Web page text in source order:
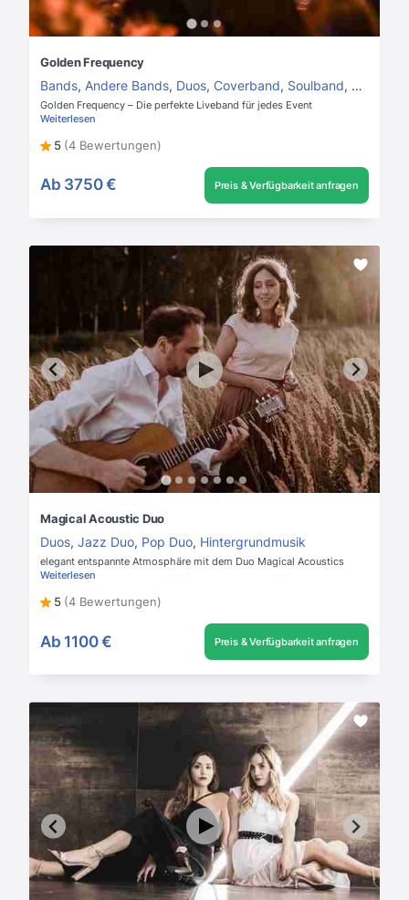
Golden Frequency
Bands, Andere Bands, Duos, Coverband, Soulband,
Golden Frequency – Die perfekte Liveband für jedes Event
Weiterlesen
5 (4 Bewertungen)
Ab 3750 € Preis & Verfügbarkeit anfragen
Magical Acoustic Duo
Duos, Jazz Duo, Pop Duo, Hintergrundmusik
elegant entspannte Atmosphäre mit dem Duo Magical Acoustics
Weiterlesen
5 (4 Bewertungen)
Ab 1100 € Preis & Verfügbarkeit anfragen